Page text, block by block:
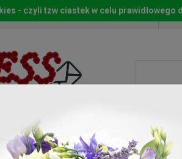
Kwiaty
- czyli tzw ciastek w celu